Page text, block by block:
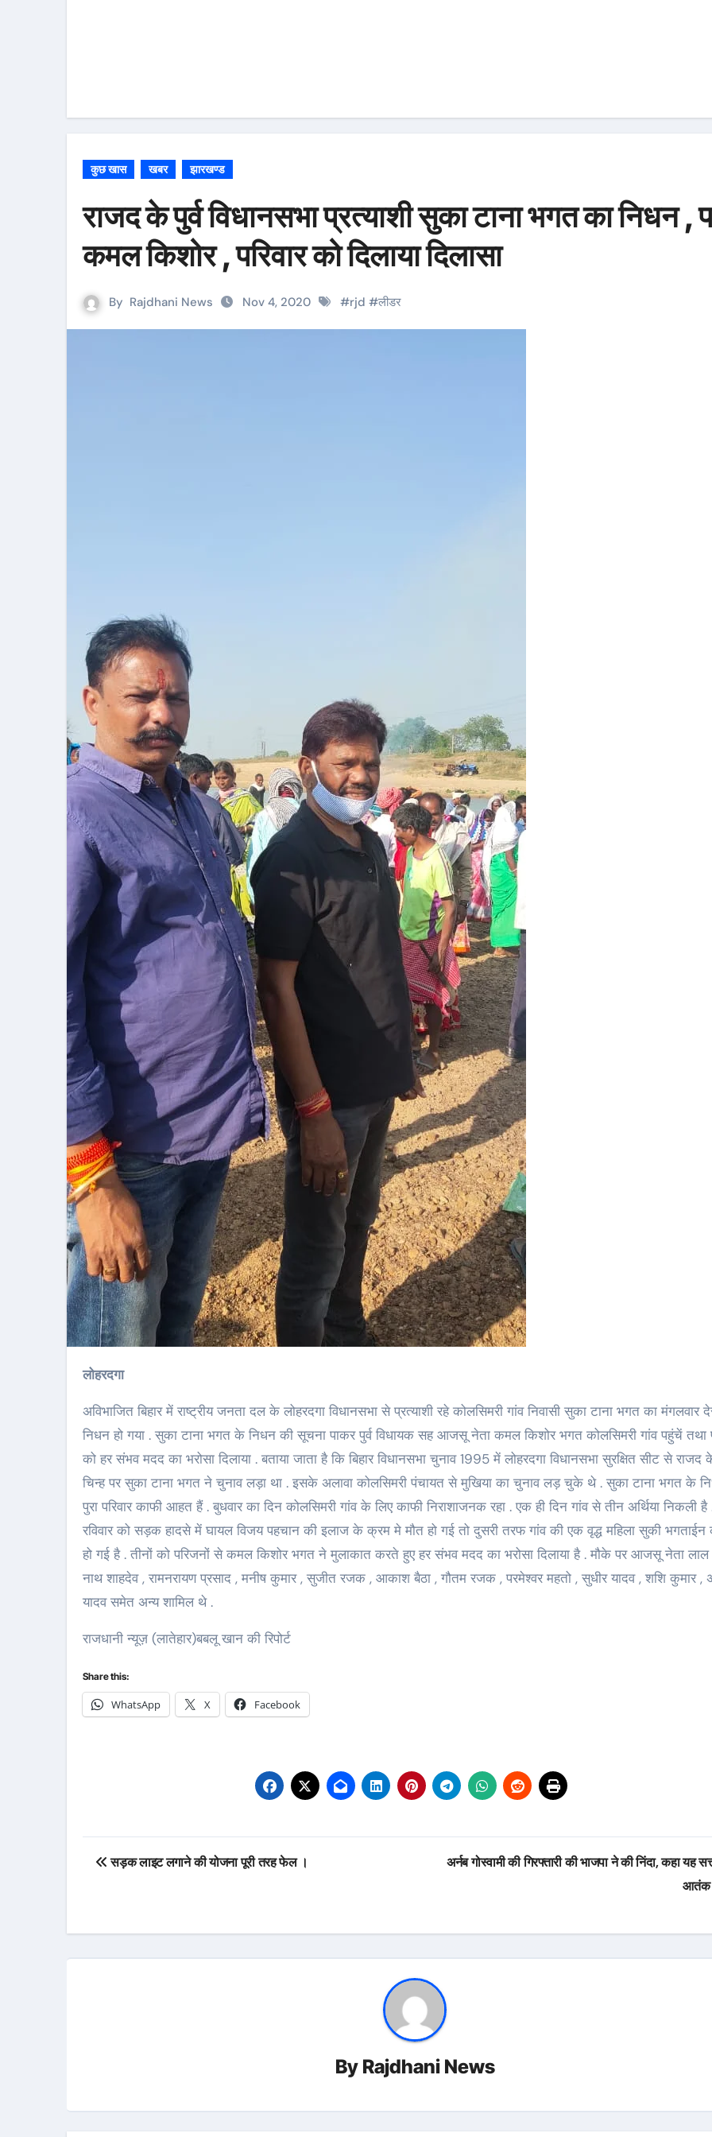
कुछ खास खबर झारखण्ड
राजद के पुर्व विधानसभा प्रत्याशी सुका टाना भगत का निधन ,
कमल किशोर , परिवार को दिलाया दिलासा
By Rajdhani News Nov 4, 2020 #rjd #लीडर
लोहरदगा
अविभाजित बिहार में राष्ट्रीय जनता दल के लोहरदगा विधानसभा से प्रत्याशी रहे कोलसिमरी गांव निवासी सुका टाना भगत का मंगलवार
निधन हो गया . सुका टाना भगत के निधन की सूचना पाकर पुर्व विधायक सह आजसू नेता कमल किशोर भगत कोलसिमरी गांव पहुंचें तथा
को हर संभव मदद का भरोसा दिलाया . बताया जाता है कि बिहार विधानसभा चुनाव 1995 में लोहरदगा विधानसभा सुरक्षित सीट से राजद
चिन्ह पर सुका टाना भगत ने चुनाव लड़ा था . इसके अलावा कोलसिमरी पंचायत से मुखिया का चुनाव लड़ चुके थे . सुका टाना भगत के
पुरा परिवार काफी आहत हैं . बुधवार का दिन कोलसिमरी गांव के लिए काफी निराशाजनक रहा . एक ही दिन गांव से तीन अर्थिया निकली है
रविवार को सड़क हादसे में घायल विजय पहचान की इलाज के क्रम मे मौत हो गई तो दुसरी तरफ गांव की एक वृद्ध महिला सुकी भगताईन
हो गई है . तीनों को परिजनों से कमल किशोर भगत ने मुलाकात करते हुए हर संभव मदद का भरोसा दिलाया है . मौके पर आजसू नेता
नाथ शाहदेव , रामनरायण प्रसाद , मनीष कुमार , सुजीत रजक , आकाश बैठा , गौतम रजक , परमेश्वर महतो , सुधीर यादव , शशि कुमार ,
यादव समेत अन्य शामिल थे .
राजधानी न्यूज़ (लातेहार)बबलू खान की रिपोर्ट
Share this:
WhatsApp X Facebook
Post
सड़क लाइट लगाने की योजना पूरी तरह फेल ।
अर्नब गोस्वामी की गिरफ्तारी की भाजपा ने की निंदा, कहा यह
आतंक
By Rajdhani News